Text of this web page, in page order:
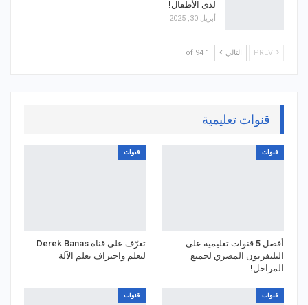
لدى الأطفال!
أبريل 30, 2025
التالي 1 of 94
قنوات تعليمية
قنوات
أفضل 5 قنوات تعليمية على
التليفزيون المصري لجميع
المراحل!
قنوات
تعرّف على قناة Derek Banas
لتعلم واحتراف تعلم الآلة
قنوات قنوات